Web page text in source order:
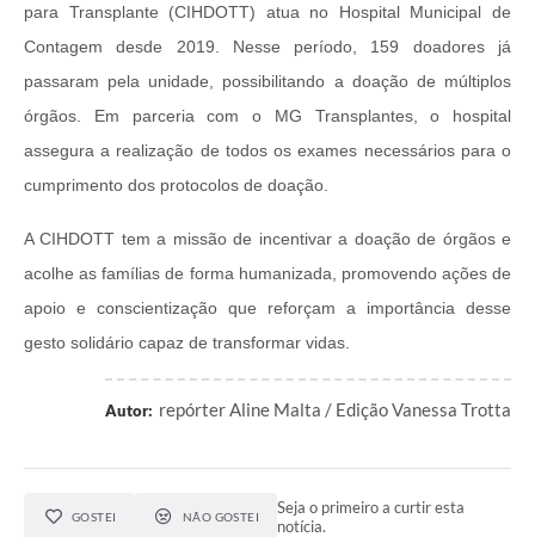
para Transplante (CIHDOTT) atua no Hospital Municipal de
Contagem desde 2019. Nesse período, 159 doadores já
passaram pela unidade, possibilitando a doação de múltiplos
órgãos. Em parceria com o MG Transplantes, o hospital
assegura a realização de todos os exames necessários para o
cumprimento dos protocolos de doação.
A CIHDOTT tem a missão de incentivar a doação de órgãos e
acolhe as famílias de forma humanizada, promovendo ações de
apoio e conscientização que reforçam a importância desse
gesto solidário capaz de transformar vidas.
Autor: repórter Aline Malta / Edição Vanessa Trotta
GOSTEI NÃO GOSTEI
Seja o primeiro a curtir esta
notícia.